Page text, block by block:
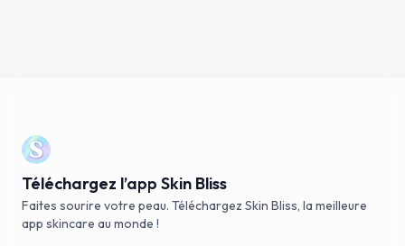
Téléchargez l’app Skin Bliss
Faites sourire votre peau. Téléchargez Skin Bliss, la meilleure
app skincare au monde !